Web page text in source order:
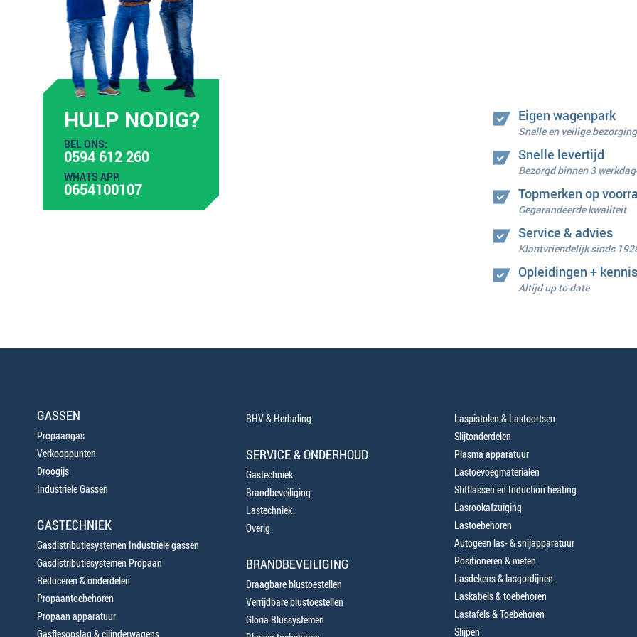
HULP NODIG?
BEL ONS:
0594 612 260
WHATS APP:
0654100107
Eigen wagenpark
Snelle en veilige bezorging
Snelle levertijd
Bezorgd binnen 3
Topmerken op
Gegarandeerde kwaliteit
Service & advies
Klantvriendelijk sinds
Opleidingen + kennis
Altijd up to date
GASSEN
Propaangas
Verkooppunten
Droogijs
Industriële Gassen
GASTECHNIEK
Gasdistributiesystemen Industriële gassen
Gasdistributiesystemen Propaan
Reduceren & onderdelen
Propaantoebehoren
Propaan apparatuur
Gasflesopslag & cilinderwagens
BHV & Herhaling
SERVICE & ONDERHOUD
Gastechniek
Brandbeveiliging
Lastechniek
Overig
BRANDBEVEILIGING
Draagbare blustoestellen
Verrijdbare blustoestellen
Gloria Blussystemen
Laspistolen & Lastoortsen
Slijtonderdelen
Plasma apparatuur
Lastoevoegmaterialen
Stiftlassen en Induction heating
Lasrookafzuiging
Lastoebehoren
Autogeen las- & snijapparatuur
Positioneren & meten
Lasdekens & lasgordijnen
Laskabels & toebehoren
Lastafels & Toebehoren
Slijpen